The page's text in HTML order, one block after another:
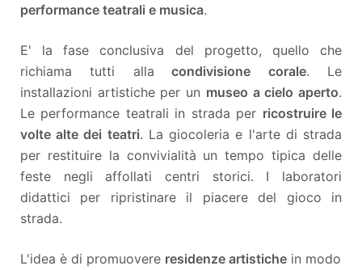
performance teatrali e musica.
E' la fase conclusiva del progetto, quello che
richiama tutti alla condivisione corale. Le
installazioni artistiche per un museo a cielo aperto.
Le performance teatrali in strada per ricostruire le
volte alte dei teatri. La giocoleria e l'arte di strada
per restituire la convivialità un tempo tipica delle
feste negli affollati centri storici. I laboratori
didattici per ripristinare il piacere del gioco in
strada.
L'idea è di promuovere residenze artistiche in modo